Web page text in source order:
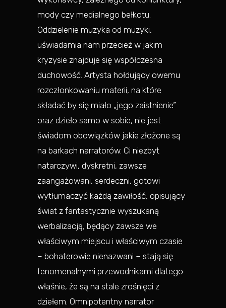
mody czy medialnego bełkotu.
Oddzielenie muzyka od muzyki,
uświadamia nam przecież w jakim
kryzysie znajduje się współczesna
duchowość. Artysta hołdujący owemu
rozczłonkowaniu materii, na które
składać by się miało „jego zaistnienie”
oraz dzieło samo w sobie, nie jest
świadom obowiązków jakie złożone są
na barkach narratorów. Ci niezbyt
natarczywi, dyskretni, zawsze
zaangażowani, serdeczni, gotowi
wytłumaczyć każdą zawiłość, opisujący
świat z fantastycznie wyszukaną
werbalizacją, będący zawsze we
właściwym miejscu i właściwym czasie
– bohaterowie nienazwani – stają się
fenomenalnymi przewodnikami dlatego
właśnie, że są na stale zrośnięci z
dziełem. Omnipotentny narrator